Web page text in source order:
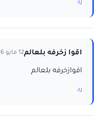
رد
اقوا زخرفه بلعالم12 مايو 2026
اقوازخرفه بلعالم
رد